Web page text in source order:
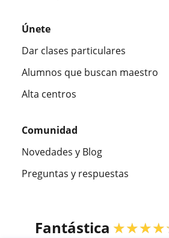
Únete
Dar clases particulares
Alumnos que buscan maestro
Alta centros
Comunidad
Novedades y Blog
Preguntas y respuestas
Fantástica